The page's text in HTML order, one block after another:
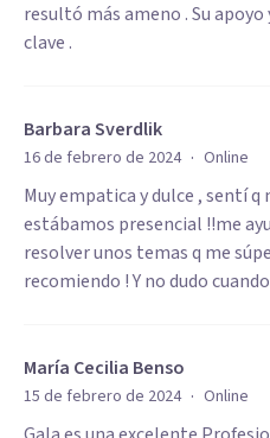
resultó más ameno . Su
clave .
Barbara Sverdlik
16 de febrero de 2024 · Online
Muy empatica y dulce , sentí
estábamos presencial !!me
resolver unos temas q me
recomiendo ! Y no dudo
María Cecilia Benso
15 de febrero de 2024 · Online